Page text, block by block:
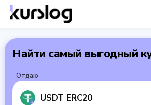
Найти самый выгодный
Отдаю
USDT ERC20